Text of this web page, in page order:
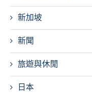
新加坡
新聞
旅遊與休閒
日本